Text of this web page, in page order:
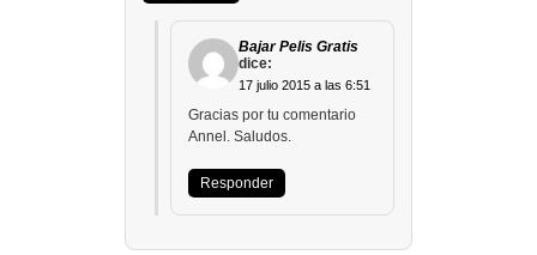
Bajar Pelis Gratis
dice:
17 julio 2015 a las 6:51
Gracias por tu comentario
Annel. Saludos.
Responder